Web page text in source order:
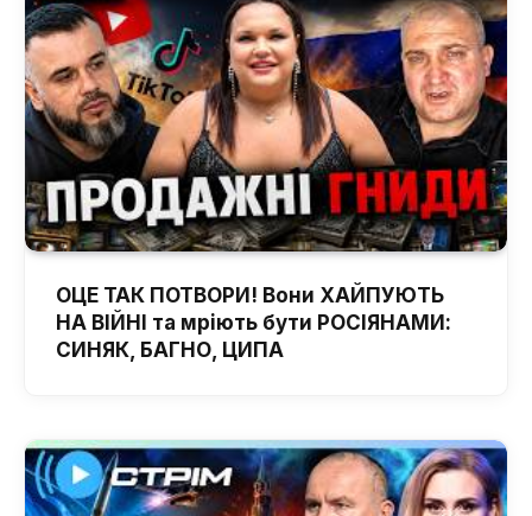
ОЦЕ ТАК ПОТВОРИ! Вони ХАЙПУЮТЬ
НА ВІЙНІ та мріють бути РОСІЯНАМИ:
СИНЯК, БАГНО, ЦИПА